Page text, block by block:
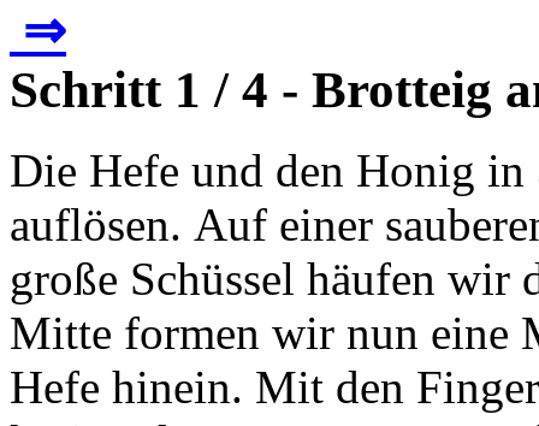
⇒
Schritt 1 / 4 - Brotteig
Die Hefe und den Honig in
auflösen. Auf einer
große Schüssel häufen wir
Mitte formen wir nun eine
Hefe hinein. Mit den